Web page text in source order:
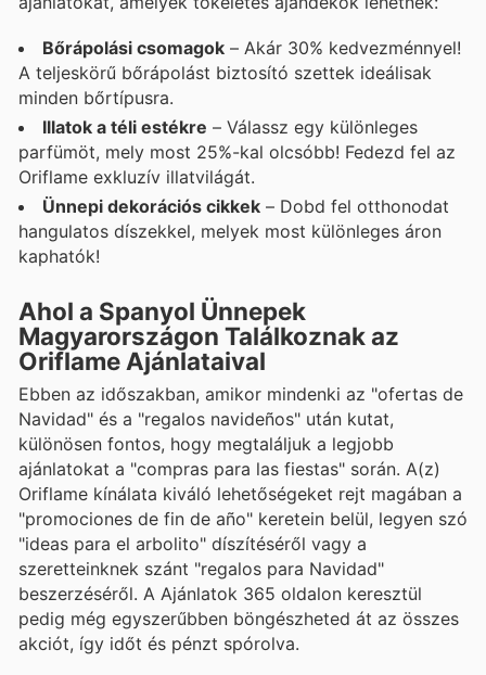
Bőrápolási csomagok – Akár 30% kedvezménnyel!
A teljeskörű bőrápolást biztosító szettek ideálisak
minden bőrtípusra.
Illatok a téli estékre – Válassz egy különleges
parfümöt, mely most 25%-kal olcsóbb! Fedezd fel az
Oriflame exkluzív illatvilágát.
Ünnepi dekorációs cikkek – Dobd fel otthonodat
hangulatos díszekkel, melyek most különleges áron
kaphatók!
Ahol a Spanyol Ünnepek
Magyarországon Találkoznak az
Oriflame Ajánlataival
Ebben az időszakban, amikor mindenki az "ofertas de
Navidad" és a "regalos navideños" után kutat,
különösen fontos, hogy megtaláljuk a legjobb
ajánlatokat a "compras para las fiestas" során. A(z)
Oriflame kínálata kiváló lehetőségeket rejt magában a
"promociones de fin de año" keretein belül, legyen szó
"ideas para el arbolito" díszítéséről vagy a
szeretteinknek szánt "regalos para Navidad"
beszerzéséről. A Ajánlatok 365 oldalon keresztül
pedig még egyszerűbben böngészheted át az összes
akciót, így időt és pénzt spórolva.